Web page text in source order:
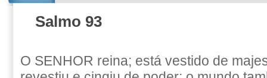
Salmo 93
O SENHOR reina; está vestido de